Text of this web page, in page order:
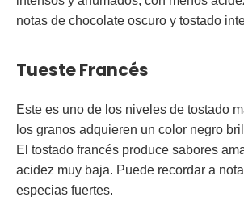
notas de chocolate oscuro y tostado
Tueste Francés
Este es uno de los niveles de tostado
los granos adquieren un color negro
El tostado francés produce sabores
acidez muy baja. Puede recordar a
especias fuertes.